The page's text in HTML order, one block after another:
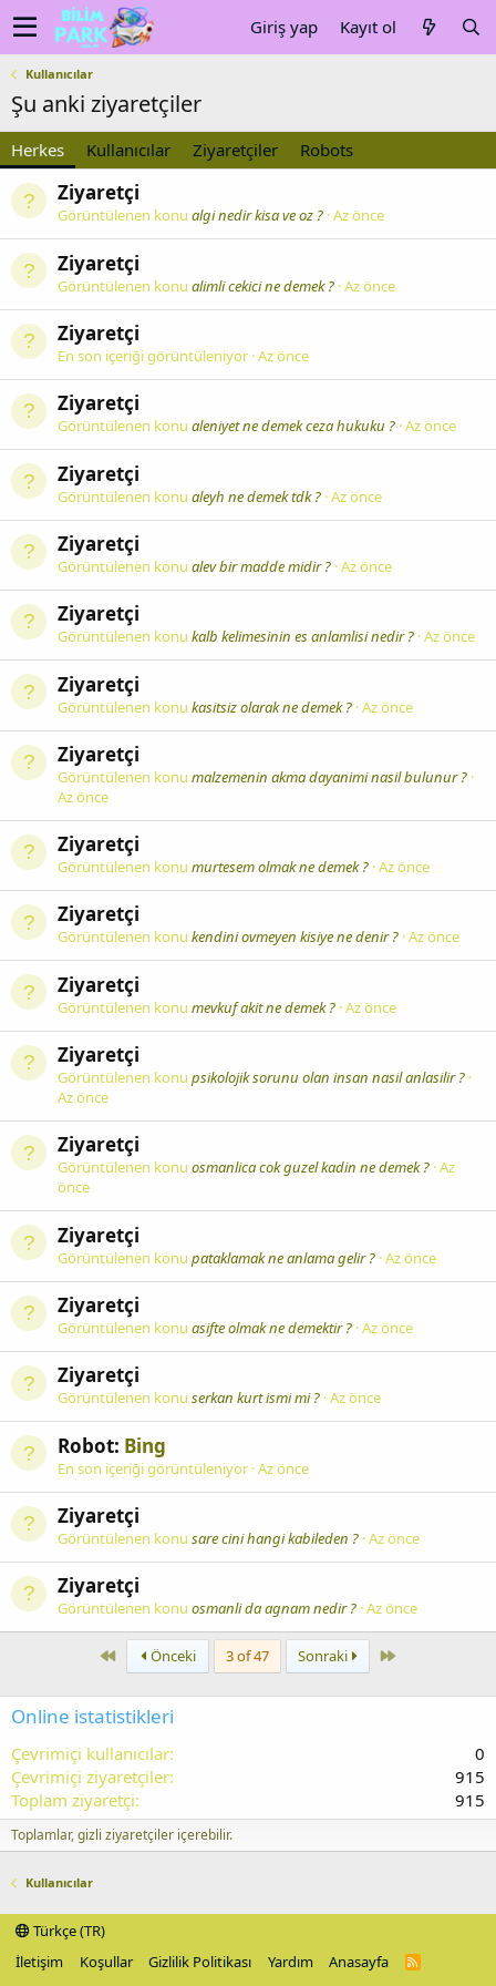
Giriş yap Kayıt ol
Kullanıcılar
Şu anki ziyaretçiler
Herkes Kullanıcılar Ziyaretçiler Robots
Ziyaretçi
Görüntülenen konu algi nedir kisa ve oz ? Az önce
Ziyaretçi
Görüntülenen konu alimli cekici ne demek ? Az önce
Ziyaretçi
En son içeriği görüntüleniyor Az önce
Ziyaretçi
Görüntülenen konu aleniyet ne demek ceza hukuku ? Az önce
Ziyaretçi
Görüntülenen konu aleyh ne demek tdk ? Az önce
Ziyaretçi
Görüntülenen konu alev bir madde midir ? Az önce
Ziyaretçi
Görüntülenen konu kalb kelimesinin es anlamlisi nedir ? Az önce
Ziyaretçi
Görüntülenen konu kasitsiz olarak ne demek ? Az önce
Ziyaretçi
Görüntülenen konu malzemenin akma dayanimi nasil bulunur ?
Az önce
Ziyaretçi
Görüntülenen konu murtesem olmak ne demek ? Az önce
Ziyaretçi
Görüntülenen konu kendini ovmeyen kisiye ne denir ? Az önce
Ziyaretçi
Görüntülenen konu mevkuf akit ne demek ? Az önce
Ziyaretçi
Görüntülenen konu psikolojik sorunu olan insan nasil anlasilir ?
Az önce
Ziyaretçi
Görüntülenen konu osmanlica cok guzel kadin ne demek ? Az
önce
Ziyaretçi
Görüntülenen konu pataklamak ne anlama gelir ? Az önce
Ziyaretçi
Görüntülenen konu asifte olmak ne demektir ? Az önce
Ziyaretçi
Görüntülenen konu serkan kurt ismi mi ? Az önce
Robot: Bing
En son içeriği görüntüleniyor Az önce
Ziyaretçi
Görüntülenen konu sare cini hangi kabileden ? Az önce
Ziyaretçi
Görüntülenen konu osmanli da agnam nedir ? Az önce
First Önceki 3 of 47 Sonraki Last
Online istatistikleri
Çevrimiçi kullanıcılar
0
Çevrimiçi ziyaretçiler
915
Toplam ziyaretçi
915
Toplamlar, gizli ziyaretçiler içerebilir.
Kullanıcılar
Türkçe (TR)
İletişim
Koşullar Gizlilik Politikası Yardım Anasayfa
R